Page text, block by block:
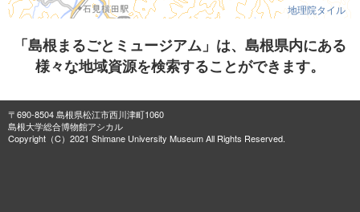
地理院タイル
「島根まるごとミュージアム」は、島根県内にある
様々な地域資源を検索することができます。
〒690-8504 島根県松江市西川津町1060
島根大学総合博物館アシカル
Copyright（C）2021 Shimane University Museum All Rights Reserved.